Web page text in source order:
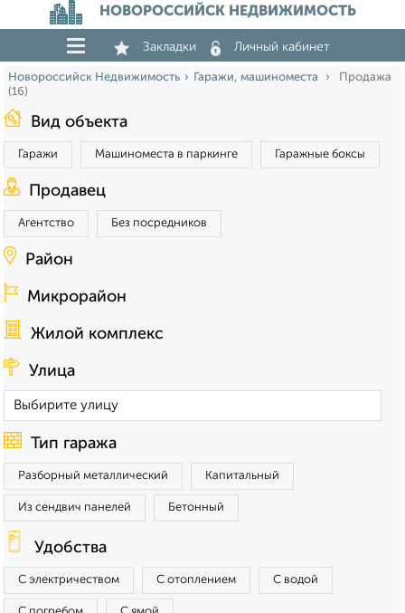
НОВОРОССИЙСК НЕДВИЖИМОСТЬ
Закладки Личный кабинет
Новороссийск Недвижимость Гаражи, машиноместа
Продажа
(16)
Вид объекта
Гаражи Машиноместа в паркинге Гаражные боксы
Продавец
Агентство Без посредников
Район
Микрорайон
Жилой комплекс
Улица
Тип гаража
Разборный металлический Капитальный
Из сендвич панелей Бетонный
Удобства
С электричеством С отоплением С водой